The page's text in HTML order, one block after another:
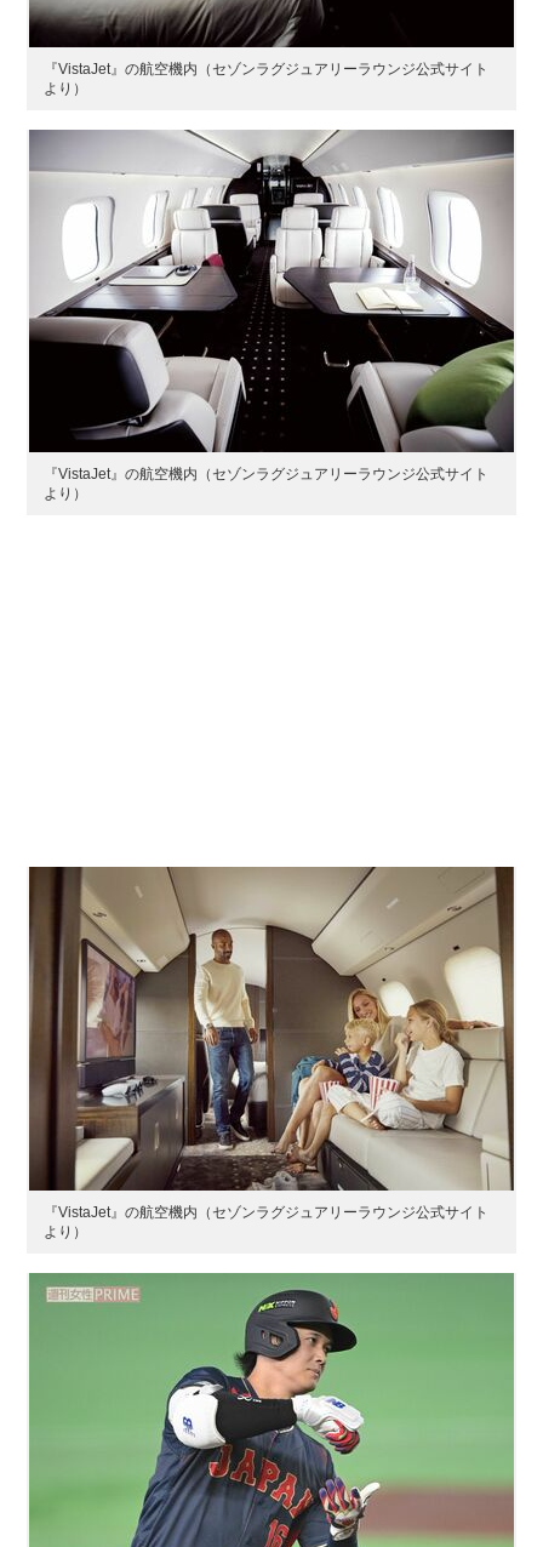
『VistaJet』の航空機内（セゾンラグジュアリーラウンジ公式サイト
より）
『VistaJet』の航空機内（セゾンラグジュアリーラウンジ公式サイト
より）
『VistaJet』の航空機内（セゾンラグジュアリーラウンジ公式サイト
より）